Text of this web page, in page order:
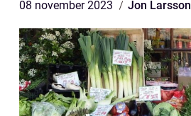
08 november 2023 Jon Larsson